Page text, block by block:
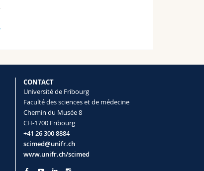
CONTACT
Université de Fribourg
Faculté des sciences et de médecine
Chemin du Musée 8
CH-1700 Fribourg
+41 26 300 8884
scimed@unifr.ch
www.unifr.ch/scimed